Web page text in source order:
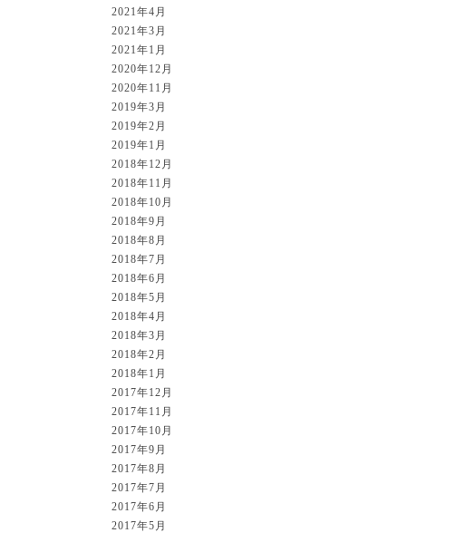
2021年4月
2021年3月
2021年1月
2020年12月
2020年11月
2019年3月
2019年2月
2019年1月
2018年12月
2018年11月
2018年10月
2018年9月
2018年8月
2018年7月
2018年6月
2018年5月
2018年4月
2018年3月
2018年2月
2018年1月
2017年12月
2017年11月
2017年10月
2017年9月
2017年8月
2017年7月
2017年6月
2017年5月